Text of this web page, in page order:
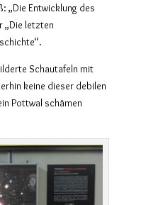
„Die Entwicklung des
„Die letzten
Schautafeln mit
keine dieser debilen
Pottwal schämen